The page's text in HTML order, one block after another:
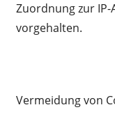
Zuordnung zur
vorgehalten.
Vermeidung von